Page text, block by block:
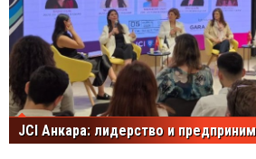
JCI Анкара: лидерство и